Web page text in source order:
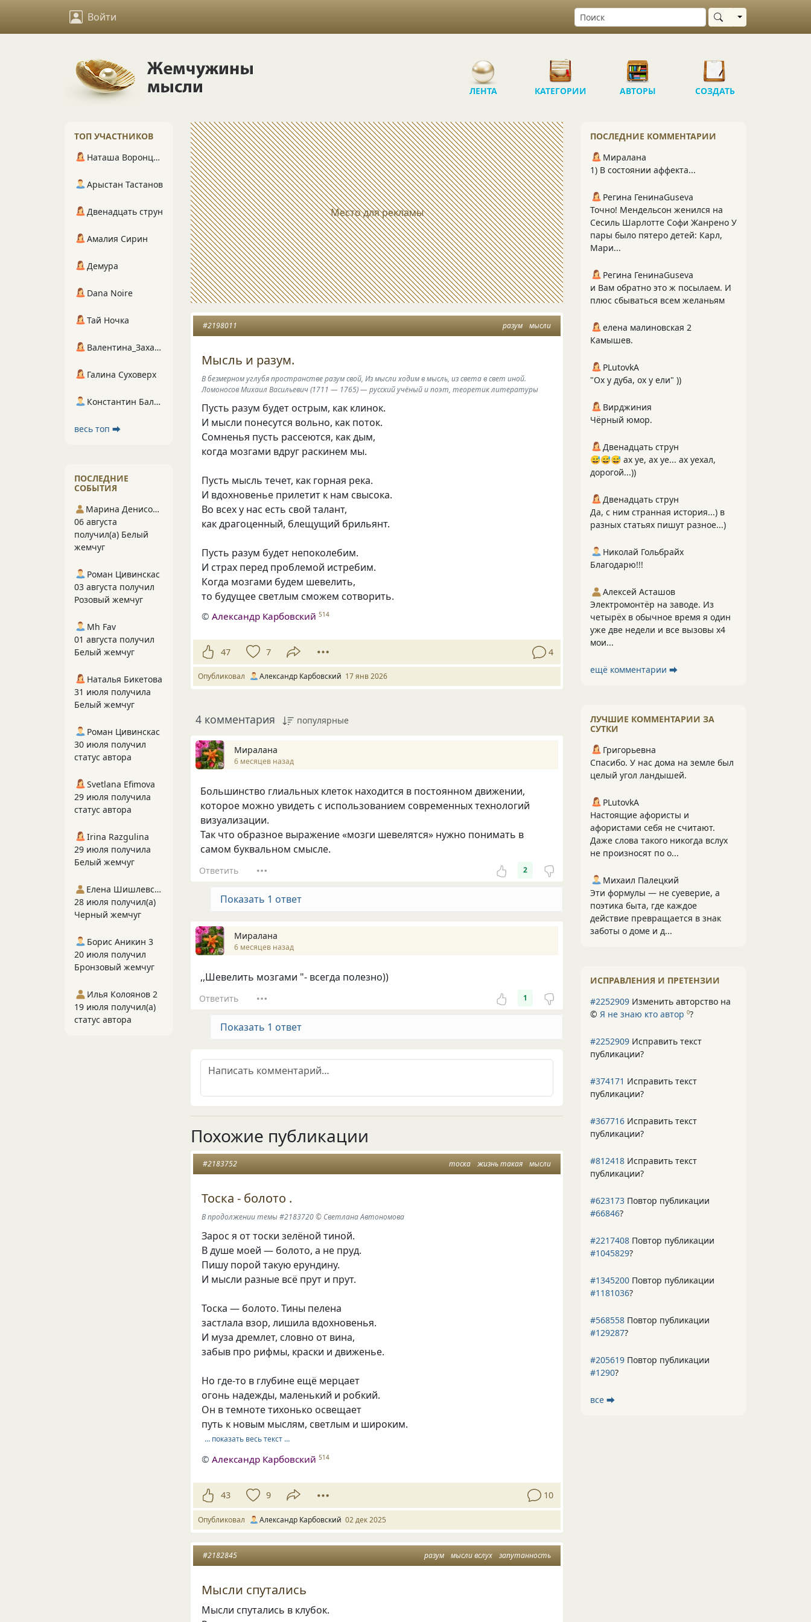
Войти Выбрать область
ЛЕНТА КАТЕГОРИИ АВТОРЫ СОЗДАТЬ
Место для рекламы
разум мысли
#2198011
Мысль и разум.
В безмерном углубя пространстве разум свой, Из мысли ходим в мысль, из света в свет иной.
Ломоносов Михаил Васильевич (1711 — 1765) — русский учёный и поэт, теоретик литературы
Пусть разум будет острым, как клинок.
И мысли понесутся вольно, как поток.
Сомненья пусть рассеются, как дым,
когда мозгами вдруг раскинем мы.
Пусть мысль течет, как горная река.
И вдохновенье прилетит к нам свысока.
Во всех у нас есть свой талант,
как драгоценный, блещущий брильянт.
Пусть разум будет непоколебим.
И страх перед проблемой истребим.
Когда мозгами будем шевелить,
то будущее светлым сможем сотворить.
©Александр Карбовский 514
47 7 4
Опубликовал Александр Карбовский 17 янв 2026
4 комментария популярные
Миралана
6 месяцев назад
Большинство глиальных клеток находится в постоянном движении,
которое можно увидеть с использованием современных технологий
визуализации.
Так что образное выражение «мозги шевелятся» нужно понимать в
самом буквальном смысле.
Ответить 2
Показать 1 ответ
Миралана
6 месяцев назад
,,Шевелить мозгами "- всегда полезно))
Ответить 1
Показать 1 ответ
Похожие публикации
тоска жизнь такая мысли
#2183752
Тоска - болото .
В продолжении темы #2183720 © Светлана Автономова
Зарос я от тоски зелёной тиной.
В душе моей — болото, а не пруд.
Пишу порой такую ерундину.
И мысли разные всё прут и прут.
Тоска — болото. Тины пелена
застлала взор, лишила вдохновенья.
И муза дремлет, словно от вина,
забыв про рифмы, краски и движенье.
Но где-то в глубине ещё мерцает
огонь надежды, маленький и робкий.
Он в темноте тихонько освещает
путь к новым мыслям, светлым и широким.
… показать весь текст …
©Александр Карбовский 514
43 9 10
Опубликовал Александр Карбовский 02 дек 2025
разум мысли вслух запутанность
#2182845
Мысли спутались
Мысли спутались в клубок.
ПОСЛЕДНИЕ КОММЕНТАРИИ
Миралана
1) В состоянии аффекта...
Регина ГенинаGuseva
Точно! Мендельсон женился на
Сесиль Шарлотте Софи Жанрено У
пары было пятеро детей: Карл,
Мари...
Регина ГенинаGuseva
и Вам обратно это ж посылаем. И
плюс сбываться всем желаньям
елена малиновская 2
Камышев.
PLutоvkА
"Ох у дуба, ох у ели" ))
Вирджиния
Чёрный юмор.
Двенадцать струн
😅😅😅 ах уе, ах уе... ах уехал,
дорогой...))
Двенадцать струн
Да, с ним странная история...) в
разных статьях пишут разное...)
Николай Гольбрайх
Благодарю!!!
Алексей Асташов
Электромонтёр на заводе. Из
четырёх в обычное время я один
уже две недели и все вызовы х4
мои...
ещё комментарии ⮕
ЛУЧШИЕ КОММЕНТАРИИ ЗА
СУТКИ
Григорьевна
Спасибо. У нас дома на земле был
целый угол ландышей.
PLutоvkА
Настоящие афористы и
афористами себя не считают.
Даже слова такого никогда вслух
не произносят по о...
Михаил Палецкий
Эти формулы — не суеверие, а
поэтика быта, где каждое
действие превращается в знак
заботы о доме и д...
ИСПРАВЛЕНИЯ И ПРЕТЕНЗИИ
#2252909 Изменить авторство на
© Я не знаю кто автор 0?
#2252909 Исправить текст
публикации?
#374171 Исправить текст
публикации?
#367716 Исправить текст
публикации?
#812418 Исправить текст
публикации?
#623173 Повтор публикации
#66846?
#2217408 Повтор публикации
#1045829?
#1345200 Повтор публикации
#1181036?
#568558 Повтор публикации
#129287?
#205619 Повтор публикации
#1290?
все ⮕
ТОП УЧАСТНИКОВ
Наташа Воронцова
Арыстан Тастанов
Двенадцать струн
Амалия Сирин
Демура
Dana Noire
Тай Ночка
Валентина_Захарова
Галина Суховерх
Константин Балухта
весь топ ⮕
ПОСЛЕДНИЕ
СОБЫТИЯ
Марина Денисова 5
06 августа
получил(а) Белый
жемчуг
Роман Цивинскас
03 августа получил
Розовый жемчуг
Mh Fav
01 августа получил
Белый жемчуг
Наталья Бикетова
31 июля получила
Белый жемчуг
Роман Цивинскас
30 июля получил
статус автора
Svetlana Efimova
29 июля получила
статус автора
Irina Razgulina
29 июля получила
Белый жемчуг
Елена Шишлевская
28 июля получил(а)
Черный жемчуг
Борис Аникин 3
20 июля получил
Бронзовый жемчуг
Илья Колоянов 2
19 июля получил(а)
статус автора